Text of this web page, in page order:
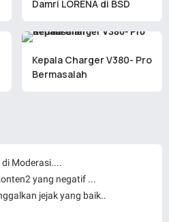
Damri LORENA di BSD
Kepala Charger V380- Pro
Bermasalah
Moderasi....
yang negatif ...
jejak yang baik..